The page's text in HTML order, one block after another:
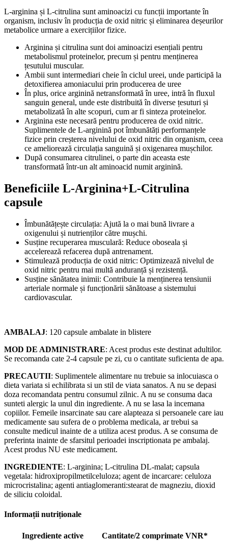
L-arginina și L-citrulina sunt aminoacizi cu funcții importante în
organism, inclusiv în producția de oxid nitric și eliminarea deșeurilor
metabolice urmare a exercițiilor fizice.
Arginina și citrulina sunt doi aminoacizi esențiali pentru
metabolismul proteinelor, precum și pentru menținerea
țesutului muscular.
Ambii sunt intermediari cheie în ciclul ureei, unde participă la
detoxifierea amoniacului prin producerea de uree
În plus, orice arginină netransformată în uree, intră în fluxul
sanguin general, unde este distribuită în diverse țesuturi și
metabolizată în alte scopuri, cum ar fi sinteza proteinelor.
Arginina este necesară pentru producerea de oxid nitric.
Suplimentele de L-arginină pot îmbunătăți performanțele
fizice prin creșterea nivelului de oxid nitric din organism, ceea
ce ameliorează circulația sanguină și oxigenarea mușchilor.
După consumarea citrulinei, o parte din aceasta este
transformată într-un alt aminoacid numit arginină.
Beneficiile L-Arginina+L-Citrulina
capsule
Îmbunătățește circulația: Ajută la o mai bună livrare a
oxigenului și nutrienților către mușchi.
Susține recuperarea musculară: Reduce oboseala și
accelerează refacerea după antrenament.
Stimulează producția de oxid nitric: Optimizează nivelul de
oxid nitric pentru mai multă anduranță și rezistență.
Susține sănătatea inimii: Contribuie la menținerea tensiunii
arteriale normale și funcționării sănătoase a sistemului
cardiovascular.
AMBALAJ: 120 capsule ambalate in blistere
MOD DE ADMINISTRARE: Acest produs este destinat adultilor.
Se recomanda cate 2-4 capsule pe zi, cu o cantitate suficienta de apa.
PRECAUTII: Suplimentele alimentare nu trebuie sa inlocuiasca o
dieta variata si echilibrata si un stil de viata sanatos. A nu se depasi
doza recomandata pentru consumul zilnic. A nu se consuma daca
sunteti alergic la unul din ingrediente. A nu se lasa la incemana
copiilor. Femeile insarcinate sau care alapteaza si persoanele care iau
medicamente sau sufera de o problema medicala, ar trebui sa
consulte medicul inainte de a utiliza acest produs. A se consuma de
preferinta inainte de sfarsitul perioadei inscriptionata pe ambalaj.
Acest produs NU este medicament.
INGREDIENTE: L-arginina; L-citrulina DL-malat; capsula
vegetala: hidroxipropilmetilceluloza; agent de incarcare: celuloza
microcristalina; agenti antiaglomeranti:stearat de magneziu, dioxid
de siliciu coloidal.
Informații nutriționale
Ingrediente active Cantitate/2 comprimate VNR*